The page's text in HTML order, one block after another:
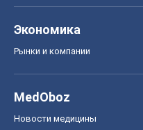
Экономика
Рынки и компании
MedOboz
Новости медицины